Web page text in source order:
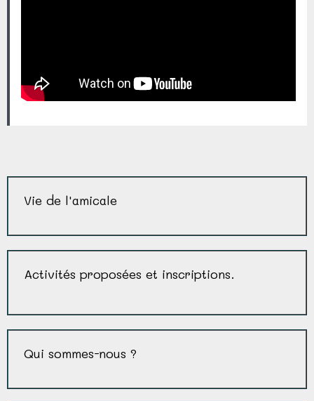
Vie de l'amicale
Activités proposées et inscriptions.
Qui sommes-nous ?